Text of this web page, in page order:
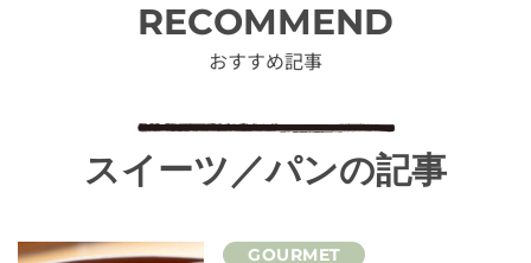
RECOMMEND
おすすめ記事
スイーツ／パンの記事